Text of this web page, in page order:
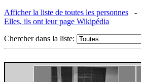
Afficher la liste de toutes les personnes -
Elles, ils ont leur page Wikipédia
Chercher dans la liste: